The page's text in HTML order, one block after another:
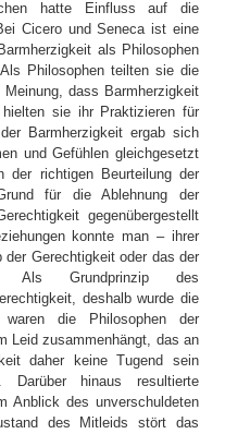
hatte Einfluss auf die
Cicero und Seneca ist eine
als Philosophen
Philosophen teilten sie die
dass Barmherzigkeit
sie ihr Praktizieren für
Barmherzigkeit ergab sich
und Gefühlen gleichgesetzt
der richtigen Beurteilung der
für die Ablehnung der
gegenübergestellt
konnte man – ihrer
der Gerechtigkeit oder das der
Als Grundprinzip des
deshalb wurde die
waren die Philosophen der
Leid zusammenhängt, das an
daher keine Tugend sein
hinaus resultierte
Anblick des unverschuldeten
des Mitleids stört das